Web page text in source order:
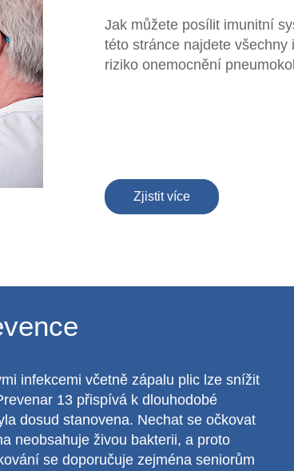
Jak můžete posílit imunitní
této stránce najdete
riziko onemocnění
Zjistit více
infekcemi včetně zápalu plic lze snížit
13 přispívá k dlouhodobé
dosud stanovena. Nechat se očkovat
neobsahuje živou bakterii, a proto
se doporučuje zejména seniorům